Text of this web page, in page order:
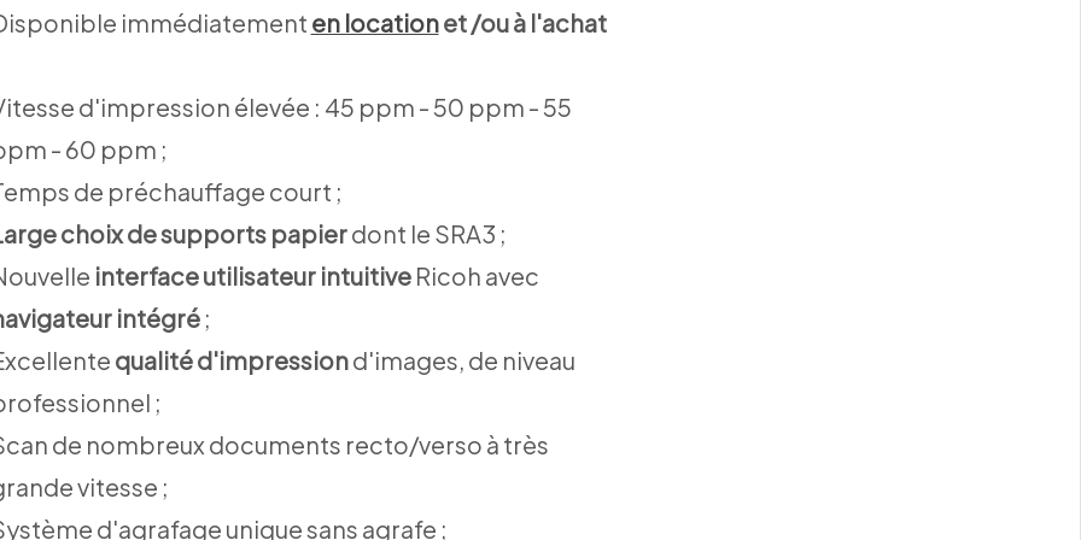
immédiatement en locationet /ou à l'achat
d'impression élevée : 45 ppm - 50 ppm - 55
- 60 ppm ;
de préchauffage court ;
choix de supports papierdont le SRA3 ;
interface utilisateur intuitiveRicoh avec
intégré;
qualité d'impressiond'images, de niveau
;
de nombreux documents recto/verso à très
vitesse ;
d'agrafage unique sans agrafe ;